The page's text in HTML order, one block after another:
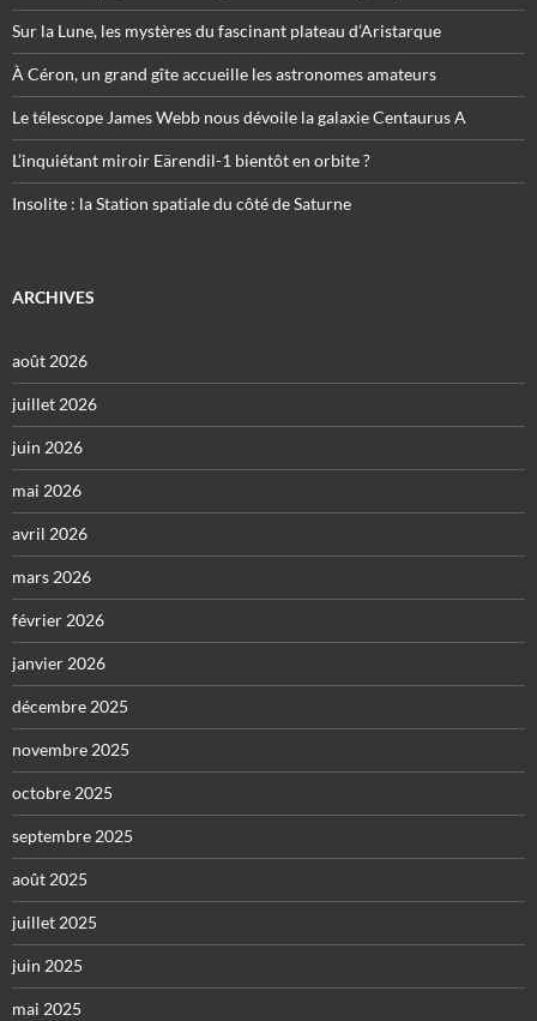
Sur la Lune, les mystères du fascinant plateau d’Aristarque
À Céron, un grand gîte accueille les astronomes amateurs
Le télescope James Webb nous dévoile la galaxie Centaurus A
L’inquiétant miroir Eärendil-1 bientôt en orbite ?
Insolite : la Station spatiale du côté de Saturne
ARCHIVES
août 2026
juillet 2026
juin 2026
mai 2026
avril 2026
mars 2026
février 2026
janvier 2026
décembre 2025
novembre 2025
octobre 2025
septembre 2025
août 2025
juillet 2025
juin 2025
mai 2025